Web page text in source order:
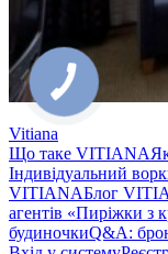
Vitiana
Що таке VITIANA
Індивідуальний
VITIANAБлог
агентів «Пиріжки з
будиночкиQ&A: